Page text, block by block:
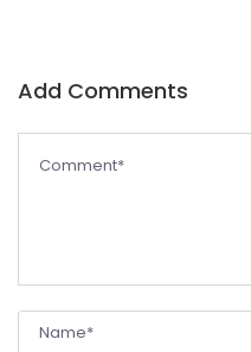
Add Comments